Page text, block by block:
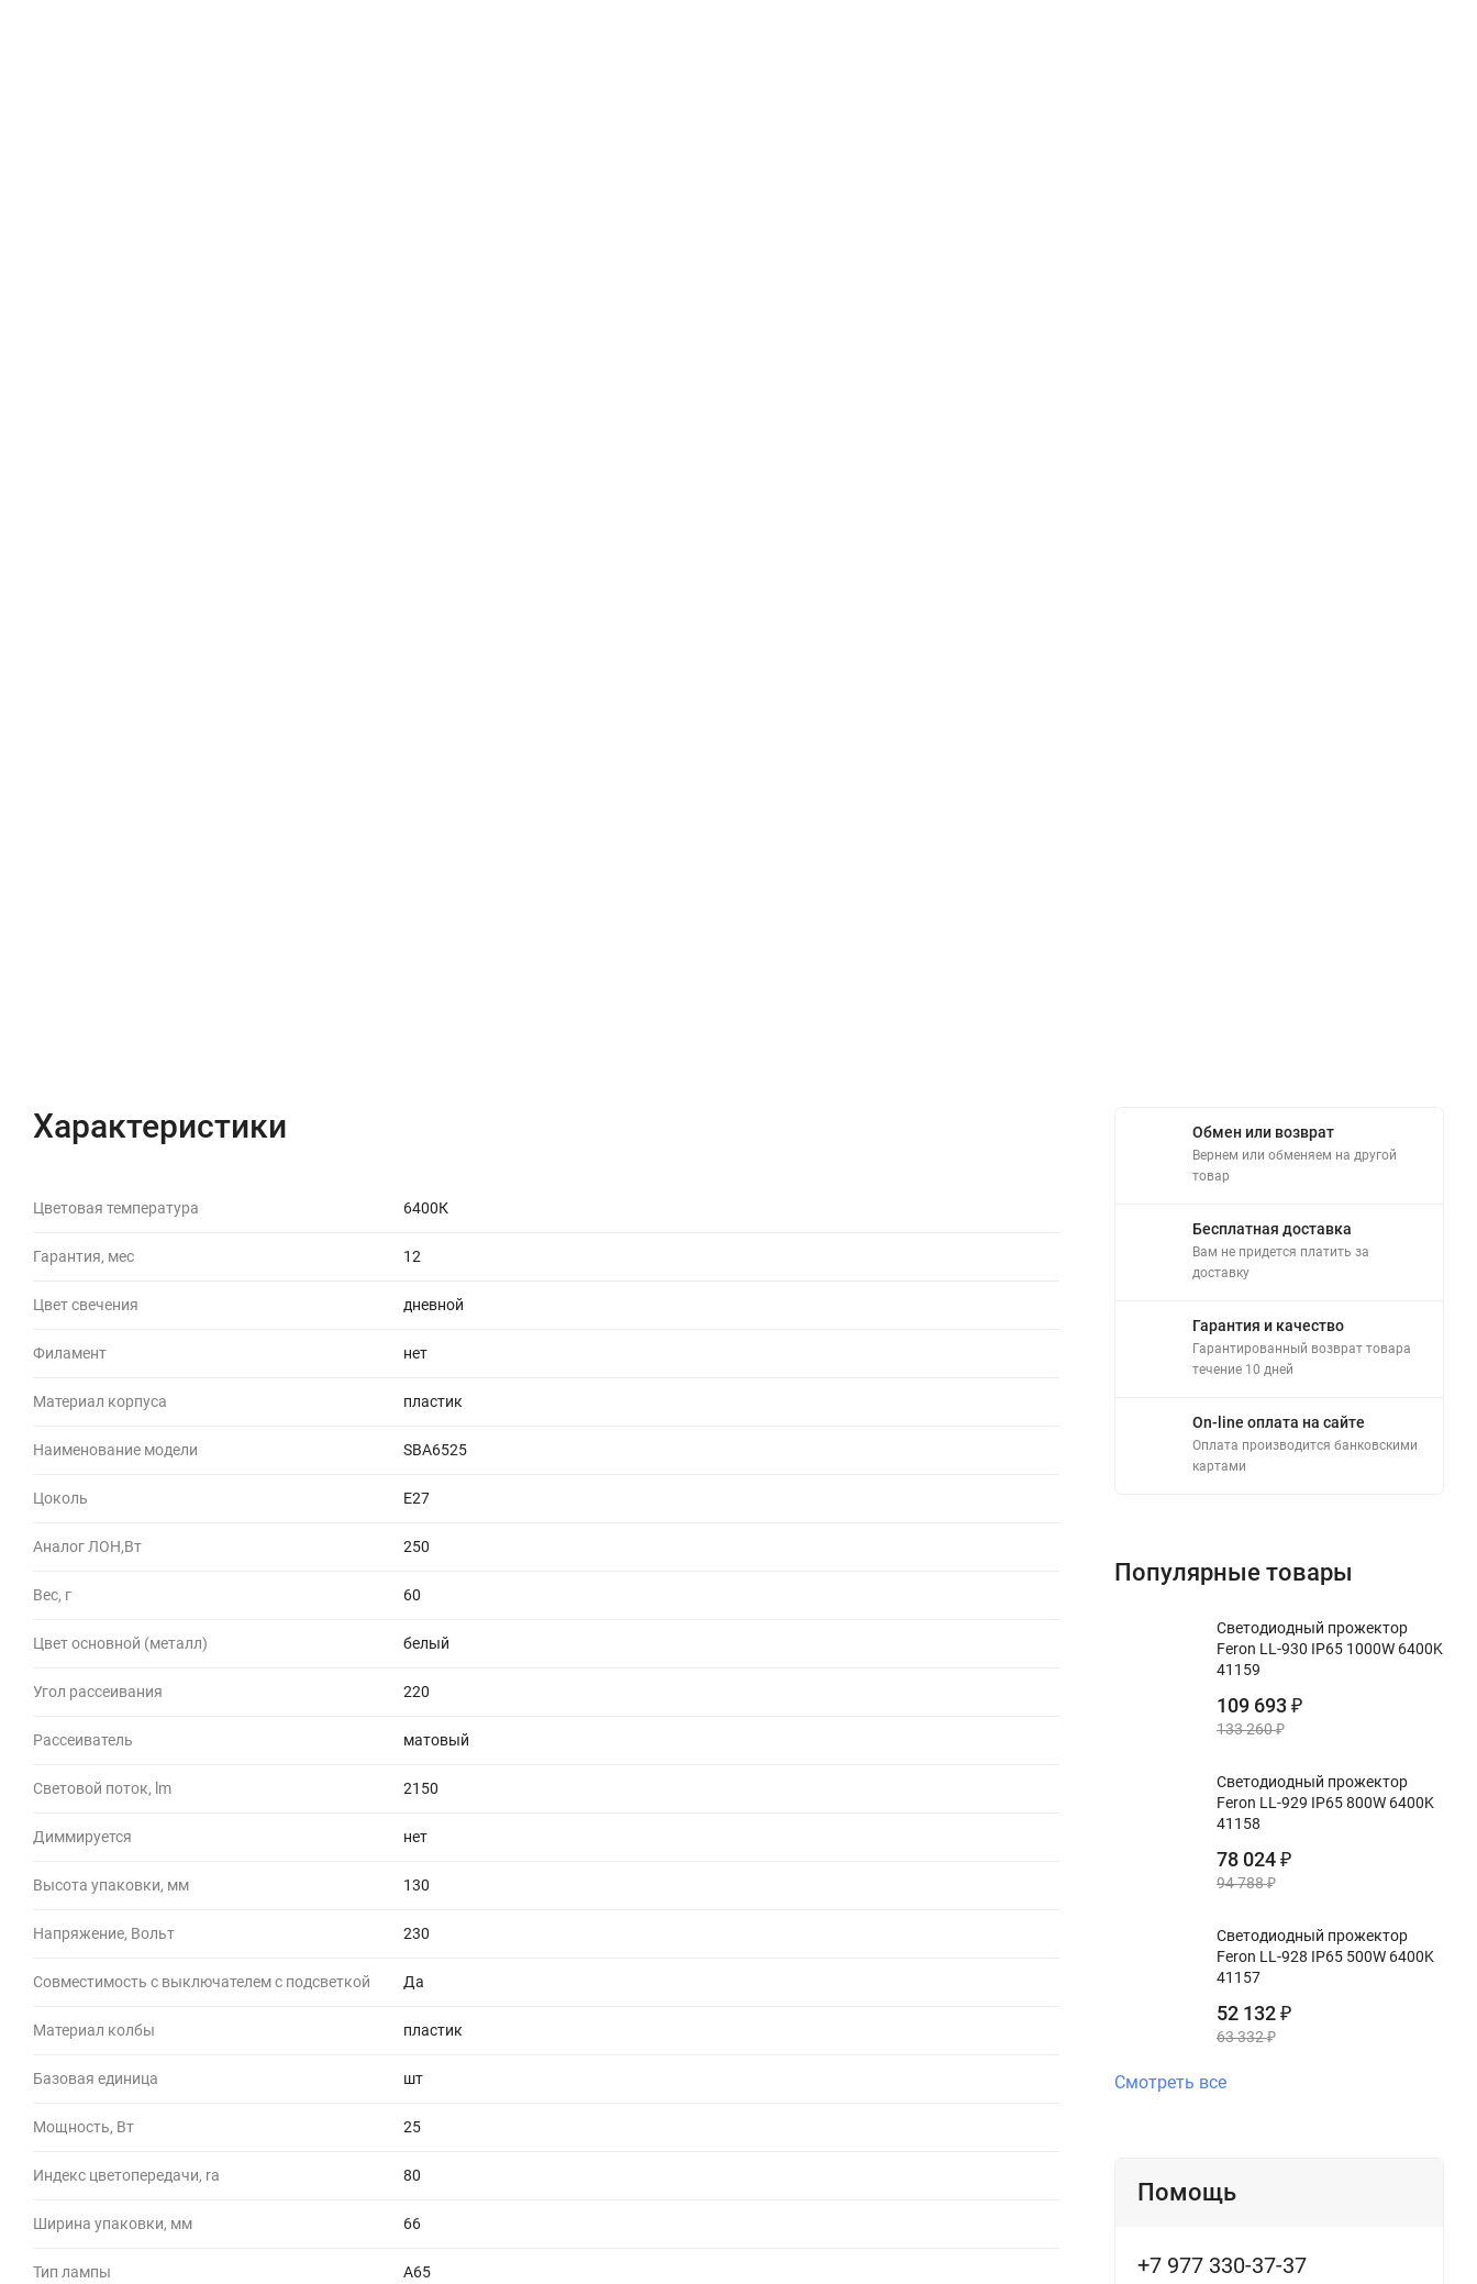
Характеристики
Цветовая температура 6400К
Гарантия, мес 12
Цвет свечения дневной
Филамент нет
Материал корпуса пластик
Наименование модели SBA6525
Цоколь E27
Аналог ЛОН,Вт 250
Вес, г 60
Цвет основной (металл) белый
Угол рассеивания 220
Рассеиватель матовый
Световой поток, lm 2150
Диммируется нет
Высота упаковки, мм 130
Напряжение, Вольт 230
Совместимость с выключателем с подсветкой Да
Материал колбы пластик
Базовая единица шт
Мощность, Вт 25
Индекс цветопередачи, ra 80
Ширина упаковки, мм 66
Тип лампы A65
Обмен или возврат
Вернем или обменяем на другой
товар
Бесплатная доставка
Вам не придется платить за
доставку
Гарантия и качество
Гарантированный возврат товара
течение 10 дней
On-line оплата на сайте
Оплата производится банковскими
картами
Популярные товары
Светодиодный прожектор
Feron LL-930 IP65 1000W 6400K
41159
109 693 ₽
133 260₽
Светодиодный прожектор
Feron LL-929 IP65 800W 6400K
41158
78 024 ₽
94 788₽
Светодиодный прожектор
Feron LL-928 IP65 500W 6400K
41157
52 132 ₽
63 332₽
Смотреть все
Помощь
+7 977 330-37-37